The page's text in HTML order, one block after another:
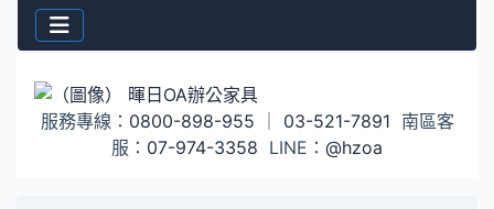
服務專線： 0800-898-955 03-521-7891 南區客
服： 07-974-3358 LINE： @hzoa